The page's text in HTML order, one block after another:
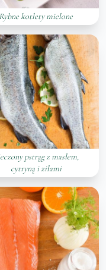
Rybne kotlety mielone
pstrąg z masłem,
cytryną i ziłami